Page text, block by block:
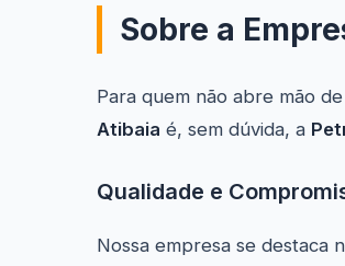
Sobre a
Para quem não abre mão
Atibaia é, sem dúvida, a
Qualidade e
Nossa empresa se destaca